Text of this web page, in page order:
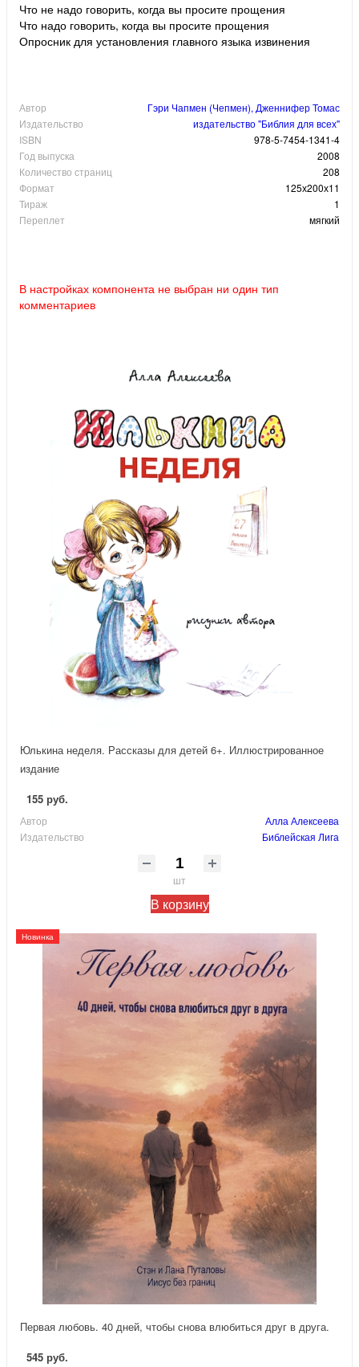
Что не надо говорить, когда вы просите прощения
Что надо говорить, когда вы просите прощения
Опросник для установления главного языка извинения
Автор
Гэри Чапмен (Чепмен), Дженнифер Томас
Издательство
издательство "Библия для всех"
ISBN
978-5-7454-1341-4
Год выпуска
2008
Количество страниц
208
Формат
125х200х11
Тираж
1
Переплет
мягкий
В настройках компонента не выбран ни один тип
комментариев
Юлькина неделя. Рассказы для детей 6+. Иллюстрированное
издание
155 руб.
Автор
Алла Алексеева
Издательство
Библейская Лига
шт
В корзину
Новинка
Первая любовь. 40 дней, чтобы снова влюбиться друг в друга.
545 руб.